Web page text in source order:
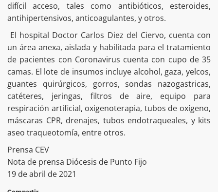
difícil acceso, tales como antibióticos, esteroides,
antihipertensivos, anticoagulantes, y otros.
El hospital Doctor Carlos Diez del Ciervo, cuenta con
un área anexa, aislada y habilitada para el tratamiento
de pacientes con Coronavirus cuenta con cupo de 35
camas. El lote de insumos incluye alcohol, gaza, yelcos,
guantes quirúrgicos, gorros, sondas nazogastricas,
catéteres, jeringas, filtros de aire, equipo para
respiración artificial, oxigenoterapia, tubos de oxígeno,
máscaras CPR, drenajes, tubos endotraqueales, y kits
aseo traqueotomía, entre otros.
Prensa CEV
Nota de prensa Diócesis de Punto Fijo
19 de abril de 2021